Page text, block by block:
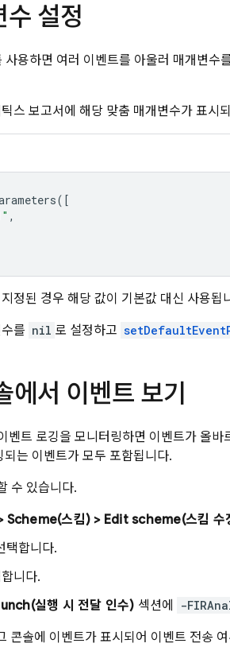
수 설정
사용하면 여러 이벤트를 아울러 매개변수
스 보고서에 해당 맞춤 매개변수가 표
([
,
정된 경우 해당 값이 기본값 대신 사용됩
를 nil 로 설정하고
에서 이벤트 보기
벤트 로깅을 모니터링하면 이벤트가 올
되는 이벤트가 모두 포함됩니다.
수 있습니다.
Scheme(스킴) > Edit scheme(스킴 수
택합니다.
니다.
실행 시 전달 인수) 섹션에 -
콘솔에 이벤트가 표시되어 이벤트 전송